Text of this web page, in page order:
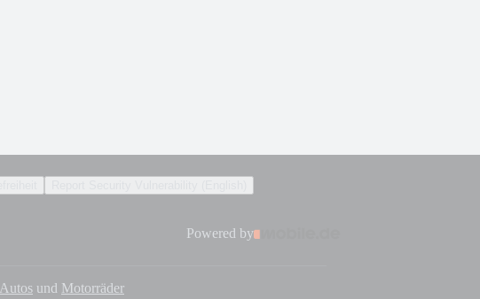
Powered by
Autos und Motorräder